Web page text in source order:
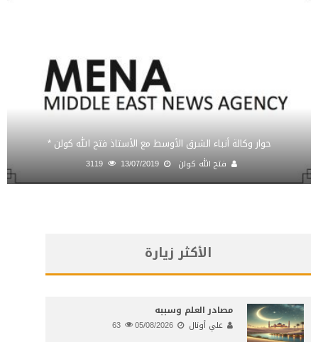
حوار وكالة أنباء الشرق الأوسط مع الأستاذ فتح الله كولن *
فتح الله كولن 13/07/2019
الأكثر زيارة
مصادر العلم وسببه
علي أونال 05/08/2026